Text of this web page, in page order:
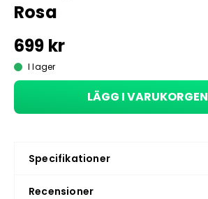
Rosa
699 kr
I lager
LÄGG I VARUKORGEN
Specifikationer
Recensioner